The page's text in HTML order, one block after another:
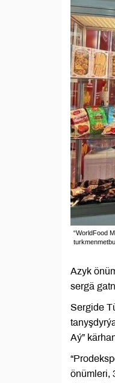
“WorldFood
Azyk
sergä
Sergide
Aý”
önümleri,